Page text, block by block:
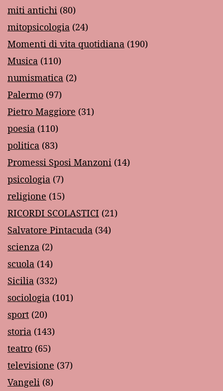
miti antichi (80)
mitopsicologia (24)
Momenti di vita quotidiana (190)
Musica (110)
numismatica (2)
Palermo (97)
Pietro Maggiore (31)
poesia (110)
politica (83)
Promessi Sposi Manzoni (14)
psicologia (7)
religione (15)
RICORDI SCOLASTICI (21)
Salvatore Pintacuda (34)
scienza (2)
scuola (14)
Sicilia (332)
sociologia (101)
sport (20)
storia (143)
teatro (65)
televisione (37)
Vangeli (8)